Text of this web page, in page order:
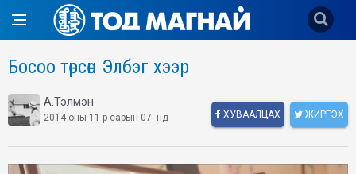
Босоо төрсөн Элбэг хээр
А.Тэлмэн
2014 оны 11-р сарын 07 -нд ХУВААЛЦАХ ЖИРГЭХ